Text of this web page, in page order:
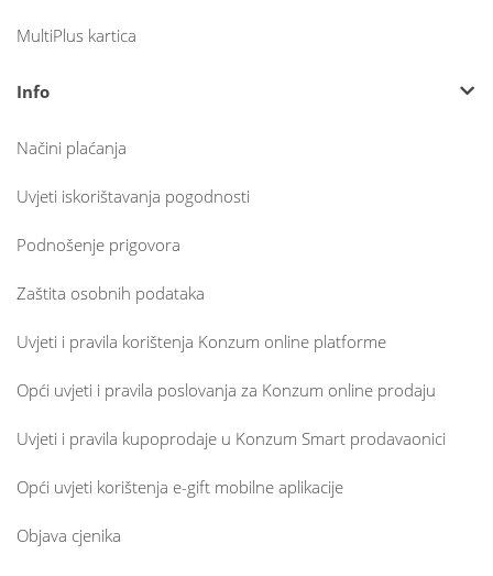
MultiPlus kartica
Info
Načini plaćanja
Uvjeti iskorištavanja pogodnosti
Podnošenje prigovora
Zaštita osobnih podataka
Uvjeti i pravila korištenja Konzum online platforme
Opći uvjeti i pravila poslovanja za Konzum online prodaju
Uvjeti i pravila kupoprodaje u Konzum Smart prodavaonici
Opći uvjeti korištenja e-gift mobilne aplikacije
Objava cjenika